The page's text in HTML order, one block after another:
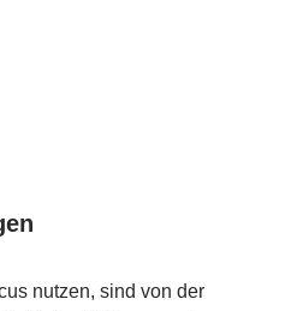
nutzen, sind von der